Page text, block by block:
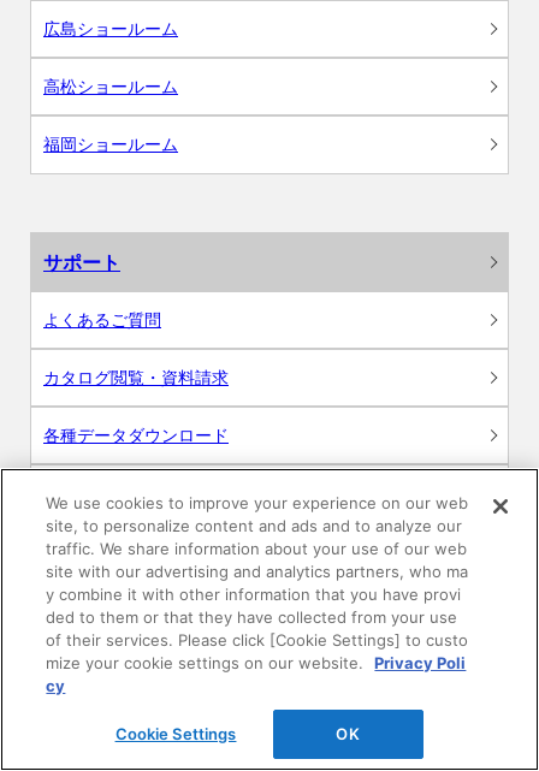
広島ショールーム
高松ショールーム
福岡ショールーム
サポート
よくあるご質問
カタログ閲覧・資料請求
各種データダウンロード
WEB見積・各種シミュレーション
交換用部品の購入
修理・点検
お問い合わせ
We use cookies to improve your experience on our web
site, to personalize content and ads and to analyze our
traffic. We share information about your use of our web
site with our advertising and analytics partners, who ma
y combine it with other information that you have provi
ded to them or that they have collected from your use
of their services. Please click [Cookie Settings] to custo
mize your cookie settings on our website.
Privacy Poli
cy
Cookie Settings OK